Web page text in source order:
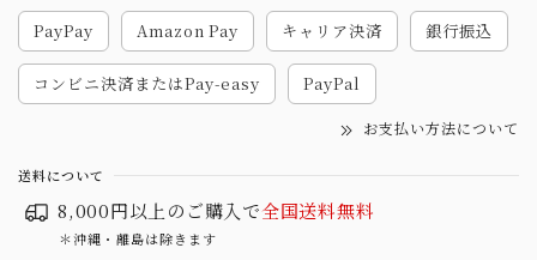
PayPay Amazon Pay キャリア決済 銀行振込
コンビニ決済またはPay-easy PayPal
お支払い方法について
送料について
8,000円以上のご購入で全国送料無料
＊沖縄・離島は除きます